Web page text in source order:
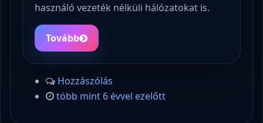
használó vezeték nélküli hálózatokat is.
Tovább
Hozzászólás
több mint 6 évvel ezelőtt